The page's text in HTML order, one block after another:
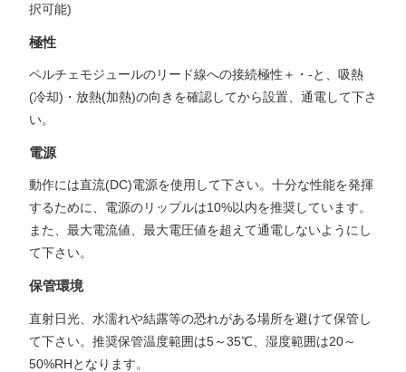
択可能)
極性
ペルチェモジュールのリード線への接続極性＋・-と、吸熱
(冷却)・放熱(加熱)の向きを確認してから設置、通電して下さ
い。
電源
動作には直流(DC)電源を使用して下さい。十分な性能を発揮
するために、電源のリップルは10%以内を推奨しています。
また、最大電流値、最大電圧値を超えて通電しないようにし
て下さい。
保管環境
直射日光、水濡れや結露等の恐れがある場所を避けて保管し
て下さい。推奨保管温度範囲は5～35℃、湿度範囲は20～
50%RHとなります。